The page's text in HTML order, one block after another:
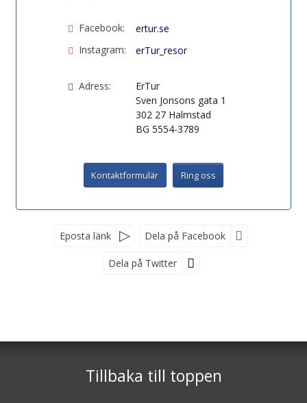
Facebook:
ertur.se
Instagram:
erTur_resor
Adress:
ErTur
Sven Jonsons gata 1
302 27 Halmstad
BG 5554-3789
Kontaktformulär Ring oss
Sociala medier
Nyhetsbrev
*
Fyll i denna kod. Detta används för att kontrollera att det inte
Eposta länk Dela på Facebook
Dela på Twitter
Telefon035-299 66 60
Tillbaka till toppen